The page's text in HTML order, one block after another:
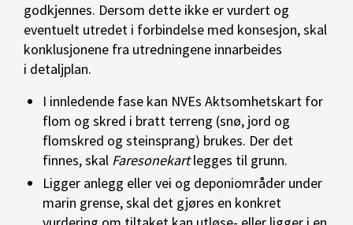
godkjennes. Dersom dette ikke er vurdert og
eventuelt utredet i forbindelse med konsesjon, skal
konklusjonene fra utredningene innarbeides
i detaljplan.
I innledende fase kan NVEs Aktsomhetskart for
flom og skred i bratt terreng (snø, jord og
flomskred og steinsprang) brukes. Der det
finnes, skal Faresonekart legges til grunn.
Ligger anlegg eller vei og deponiområder under
marin grense, skal det gjøres en konkret